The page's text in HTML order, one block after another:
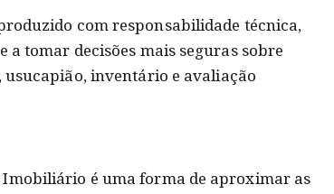
com responsabilidade técnica,
tomar decisões mais seguras sobre
inventário e avaliação
é uma forma de aproximar as